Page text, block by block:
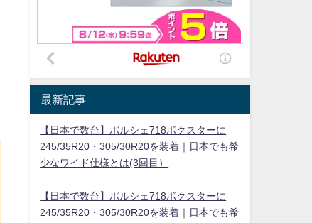
最新記事
【日本で数台】ポルシェ718ボクスターに
245/35R20・305/30R20を装着｜日本でも希
少なワイド仕様とは(3回目）
【日本で数台】ポルシェ718ボクスターに
245/35R20・305/30R20を装着｜日本でも希